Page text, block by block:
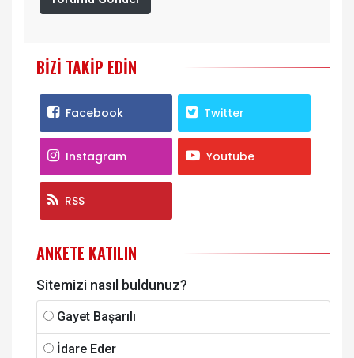
BIZI TAKIP EDIN
Facebook Twitter
Instagram Youtube
RSS
ANKETE KATILIN
Sitemizi nasıl buldunuz?
Gayet Başarılı
İdare Eder